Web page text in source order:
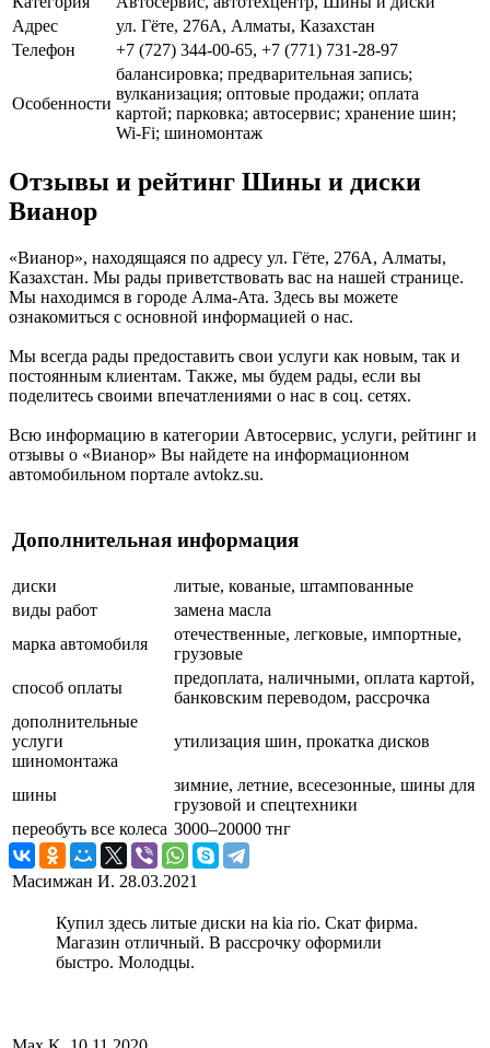
Адрес
ул. Гёте, 276А, Алматы, Казахстан
Телефон
+7 (727) 344-00-65, +7 (771) 731-28-97
Особенности
балансировка; предварительная запись;
вулканизация; оптовые продажи; оплата
картой; парковка; автосервис; хранение шин;
Wi-Fi; шиномонтаж
Отзывы и рейтинг Шины и диски
Вианор
«Вианор», находящаяся по адресу ул. Гёте, 276А, Алматы,
Казахстан. Мы рады приветствовать вас на нашей странице.
Мы находимся в городе Алма-Ата. Здесь вы можете
ознакомиться с основной информацией о нас.
Мы всегда рады предоставить свои услуги как новым, так и
постоянным клиентам. Также, мы будем рады, если вы
поделитесь своими впечатлениями о нас в соц. сетях.
Всю информацию в категории Автосервис, услуги, рейтинг и
отзывы о «Вианор» Вы найдете на информационном
автомобильном портале avtokz.su.
Дополнительная информация
диски
литые, кованые, штампованные
виды работ
замена масла
марка автомобиля
отечественные, легковые, импортные,
грузовые
способ оплаты
предоплата, наличными, оплата картой,
банковским переводом, рассрочка
дополнительные
услуги
шиномонтажа
утилизация шин, прокатка дисков
шины
зимние, летние, всесезонные, шины для
грузовой и спецтехники
переобуть все колеса 3000–20000 тнг
Масимжан И. 28.03.2021
Купил здесь литые диски на kia rio. Скат фирма.
Магазин отличный. В рассрочку оформили
быстро. Молодцы.